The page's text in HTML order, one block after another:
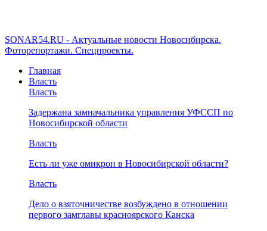
SONAR54.RU - Актуальные новости Новосибирска.
Фоторепортажи. Спецпроекты.
Главная
Власть
Власть
Задержана замначальника управления УФССП по
Новосибирской области
Власть
Есть ли уже омикрон в Новосибирской области?
Власть
Дело о взяточничестве возбуждено в отношении
первого замглавы красноярского Канска